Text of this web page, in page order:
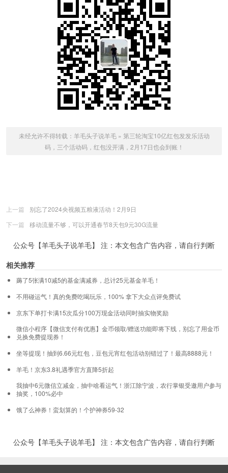
未经允许不得转载： 羊毛头子说羊毛» 第三轮淘宝10亿红包发发乐活动
码，三个活动码，红包没开满，2月17日也会到账！
上一篇
别忘了2024央视频五粮液活动！2月9日
下一篇
移动流量不够，可以开通春节8天包9元30G流量
公众号【羊毛头子说羊毛】 注：本文包含广告内容，请自行判断
相关推荐
薅了5张满10减5的基金满减券，总计25元基金羊毛！
不用碰运气！真的免费吃喝玩乐，100% 拿下大众点评免费试
京东下单打卡满15次瓜分100万现金活动同时抽实物奖励
微信小程序【微信支付有优惠】金币领取/赠送功能即将下线，别忘了用金币
兑换免费提现券！
坐等提现！抽到6.66元红包，豆包元宵红包活动别错过了！最高8888元！
羊毛！京东3.8礼遇季官方直降5折起
我抽中6元微信立减金，抽中啥看运气！浙江除宁波，农行掌银受邀用户参与
抽奖，100%必中
饿了么神券！蛮划算的！个护神券59-32
公众号【羊毛头子说羊毛】 注：本文包含广告内容，请自行判断